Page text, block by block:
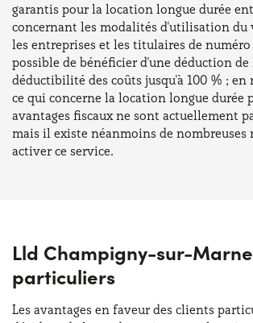
garantis pour la location longue durée
concernant les modalités d'utilisation du
les entreprises et les titulaires de
possible de bénéficier d'une déduction de
déductibilité des coûts jusqu'à 100 % ; en
ce qui concerne la location longue durée
avantages fiscaux ne sont actuellement
mais il existe néanmoins de nombreuses
activer ce service.
Lld Champigny-sur-
particuliers
Les avantages en faveur des clients